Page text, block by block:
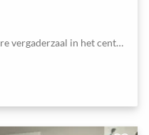
Een prachtig heldere en aanpasbare vergaderzaal in het centrum van de stad